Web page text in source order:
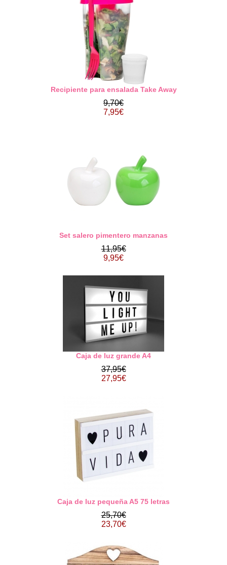
Recipiente para ensalada Take Away
9,70€
7,95€
Set salero pimentero manzanas
11,95€
9,95€
Caja de luz grande A4
37,95€
27,95€
Caja de luz pequeña A5 75 letras
25,70€
23,70€